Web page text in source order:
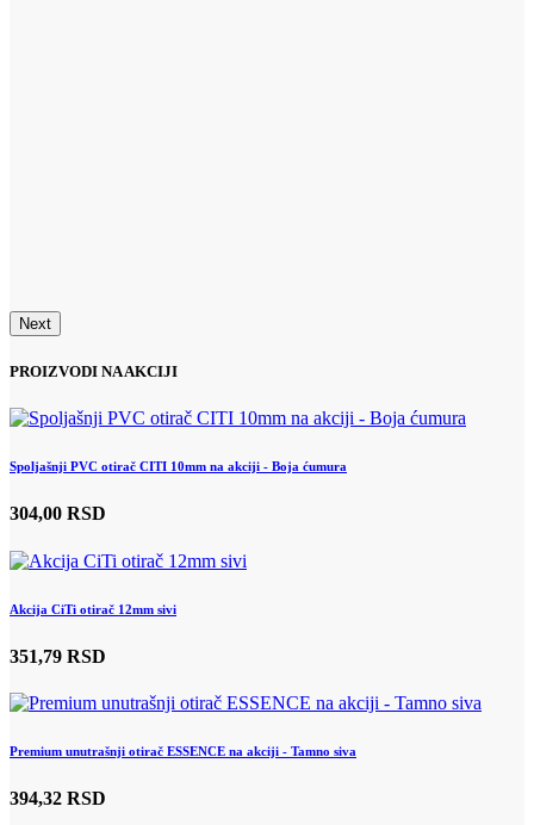
Next
PROIZVODI NA AKCIJI
Spoljašnji PVC otirač CITI 10mm na akciji - Boja ćumura
304,00 RSD
Akcija CiTi otirač 12mm sivi
351,79 RSD
Premium unutrašnji otirač ESSENCE na akciji - Tamno siva
394,32 RSD